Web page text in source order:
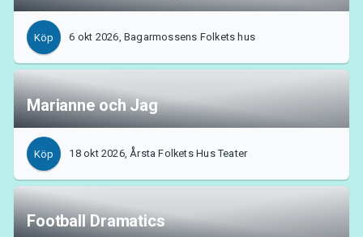
Köp 6 okt 2026, Bagarmossens Folkets hus
Marianne och Jag
Köp 18 okt 2026, Årsta Folkets Hus Teater
Football Dramatics